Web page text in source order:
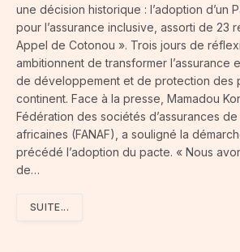
une décision historique : l’adoption d’un
pour l’assurance inclusive, assorti de 23
Appel de Cotonou ». Trois jours de
ambitionnent de transformer l’assurance
de développement et de protection des
continent. Face à la presse, Mamadou
Fédération des sociétés d’assurances
africaines (FANAF), a souligné la
précédé l’adoption du pacte. « Nous
de…
SUITE...